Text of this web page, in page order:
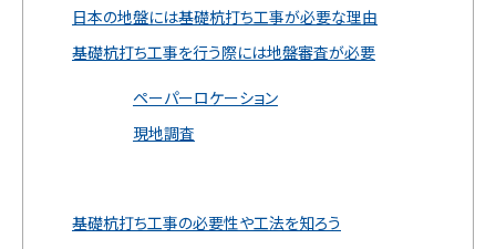
日本の地盤には基礎杭打ち工事が必要な理由
基礎杭打ち工事を行う際には地盤審査が必要
ペーパーロケーション
現地調査
基礎杭打ち工事の必要性や工法を知ろう